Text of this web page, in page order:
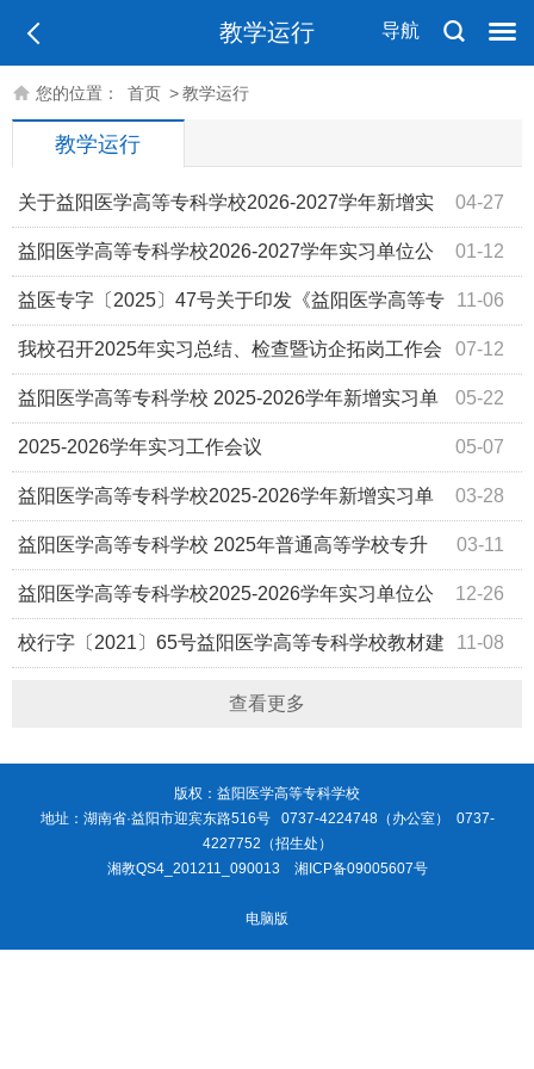
导航
教学运行
您的位置： 首页 >教学运行
教学运行
04-27
关于益阳医学高等专科学校2026-2027学年新增实
习单位的公示 01-12
益阳医学高等专科学校2026-2027学年实习单位公
示表 11-06
益医专字〔2025〕47号关于印发《益阳医学高等专
科学校学生学籍管理实施办法》的通知 07-12
我校召开2025年实习总结、检查暨访企拓岗工作会
议 05-22
益阳医学高等专科学校 2025-2026学年新增实习单
位 05-07
2025-2026学年实习工作会议
03-28
益阳医学高等专科学校2025-2026学年新增实习单
位公示 03-11
益阳医学高等专科学校 2025年普通高等学校专升
本脱贫建档专项生初审通过情况公示 12-26
益阳医学高等专科学校2025-2026学年实习单位公
示表 11-08
校行字〔2021〕65号益阳医学高等专科学校教材建
查看更多
版权：益阳医学高等专科学校
地址：湖南省·益阳市迎宾东路516号 0737-4224748（办公室） 0737-
4227752（招生处）
湘教QS4_201211_090013 湘ICP备09005607号
电脑版